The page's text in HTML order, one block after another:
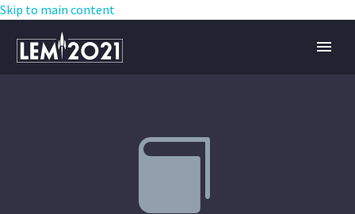
Skip to main content

